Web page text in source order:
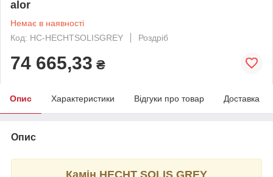
alor
Немає в наявності
Код: HC-HECHTSOLISGREY
Роздріб
74 665,33 ₴
Опис Характеристики Відгуки про товар Доставка
Опис
Камін HECHT SOLIS GREY